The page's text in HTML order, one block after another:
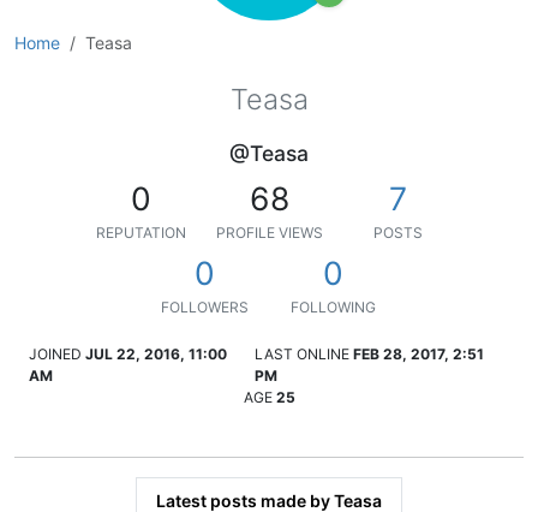
Home Teasa
Teasa
@Teasa
0
REPUTATION
68
PROFILE VIEWS
7
POSTS
0
FOLLOWERS
0
FOLLOWING
JOINED JUL 22, 2016, 11:00
AM
LAST ONLINE FEB 28, 2017, 2:51
PM
AGE 25
Latest posts made by Teasa